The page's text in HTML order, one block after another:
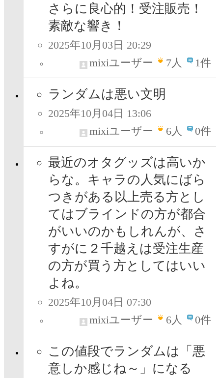
さらに良心的！受注販売！
素敵な響き！
2025年10月03日 20:29
mixiユーザー
7人 1件
ランダムは悪い文明
2025年10月04日 13:06
mixiユーザー
6人 0件
最近のオタグッズは高いか
らな。キャラの人気にばら
つきがある以上売る方とし
てはブラインドの方が都合
がいいのかもしれんが、さ
すがに２千越えは受注生産
の方が買う方としてはいい
よね。
2025年10月04日 07:30
mixiユーザー
6人 0件
この値段でランダムは「悪
意しか感じね～」になる